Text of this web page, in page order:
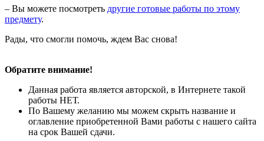
– Вы можете посмотреть другие готовые работы по этому
предмету.
Рады, что смогли помочь, ждем Вас снова!
Обратите внимание!
Данная работа является авторской, в Интернете такой
работы НЕТ.
По Вашему желанию мы можем скрыть название и
оглавление приобретенной Вами работы с нашего сайта
на срок Вашей сдачи.